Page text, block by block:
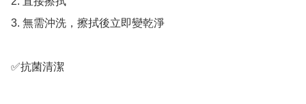
3. 無需沖洗，擦拭後立即變乾淨
✅抗菌清潔